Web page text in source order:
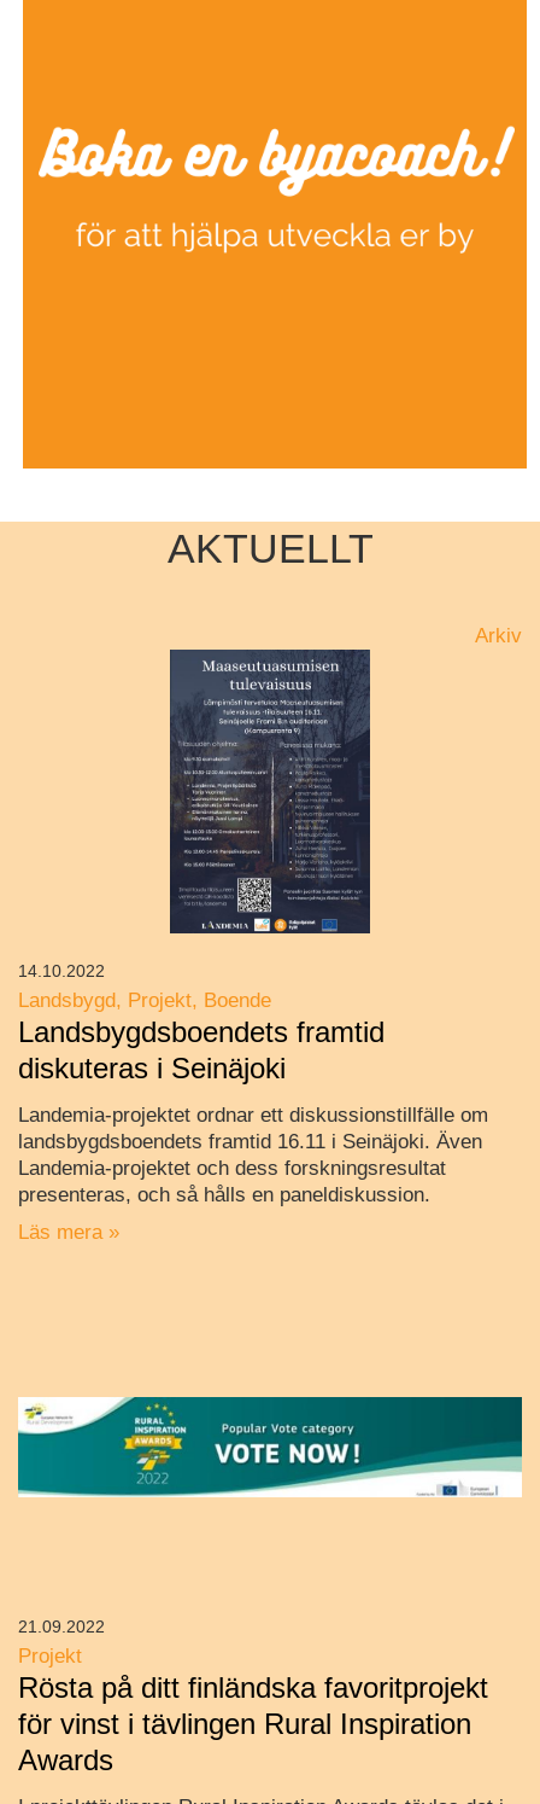
AKTUELLT
Arkiv
Landsbygd Projekt Boende
Landsbygdsboendets framtid
diskuteras i Seinäjoki
Landemia-projektet ordnar ett diskussionstillfälle om
landsbygdsboendets framtid 16.11 i Seinäjoki. Även
Landemia-projektet och dess forskningsresultat
presenteras, och så hålls en paneldiskussion.
Läs mera »
14.10.2022
Projekt
Rösta på ditt finländska favoritprojekt
för vinst i tävlingen Rural Inspiration
Awards
21.09.2022